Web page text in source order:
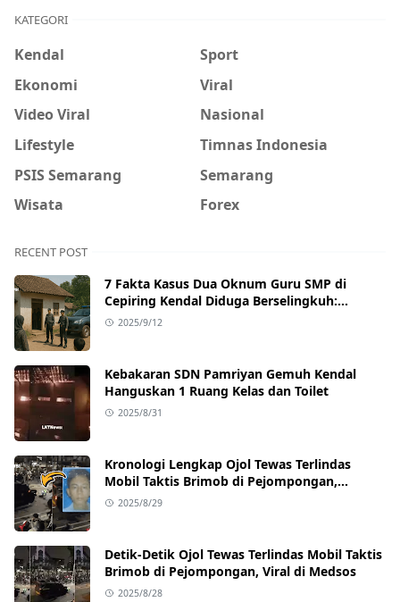
KATEGORI
Kendal
Sport
Ekonomi
Viral
Video Viral
Nasional
Lifestyle
Timnas Indonesia
PSIS Semarang
Semarang
Wisata
Forex
RECENT POST
7 Fakta Kasus Dua Oknum Guru SMP di
Cepiring Kendal Diduga Berselingkuh:
Kronologi, Pengakuan, hingga Sanksi
2025/9/12
Kebakaran SDN Pamriyan Gemuh Kendal
Hanguskan 1 Ruang Kelas dan Toilet
2025/8/31
Kronologi Lengkap Ojol Tewas Terlindas
Mobil Taktis Brimob di Pejompongan,
Ternyata Sedang Antar Orderan
2025/8/29
Detik-Detik Ojol Tewas Terlindas Mobil Taktis
Brimob di Pejompongan, Viral di Medsos
2025/8/28